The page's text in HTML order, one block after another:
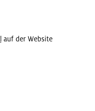
auf der Website